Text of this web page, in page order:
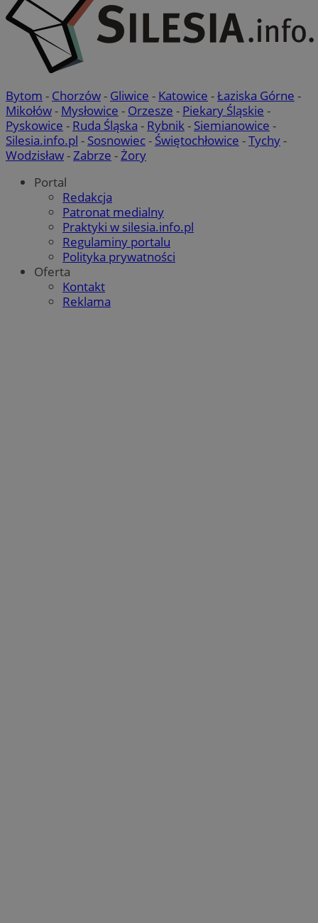
Bytom - Chorzów- Gliwice - Katowice -Łaziska Górne -
Mikołów- Mysłowice - Orzesze - Piekary Śląskie -
Pyskowice - Ruda Śląska - Rybnik- Siemianowice -
Silesia.info.pl - Sosnowiec- Świętochłowice -Tychy-
Wodzisław-Zabrze -Żory
Portal
Redakcja
Patronat medialny
Praktyki w silesia.info.pl
Regulaminy portalu
Polityka prywatności
Oferta
Kontakt
Reklama